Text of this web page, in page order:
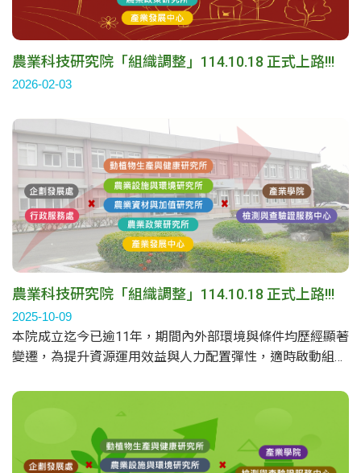
農業科技研究院「組織調整」114.10.18 正式上路!!!
2026-02-03
農業科技研究院「組織調整」114.10.18 正式上路!!!
2025-10-09
本院成立迄今已逾11年，期間內外部環境與條件均歷經顯著
變遷，為提升資源運用效益與人力配置彈性，適時啟動組織
進，經114年3月24日本院第四屆第六次董事暨監察人聯席
會議通過組織調整案，並於114年10月18日正式上路。